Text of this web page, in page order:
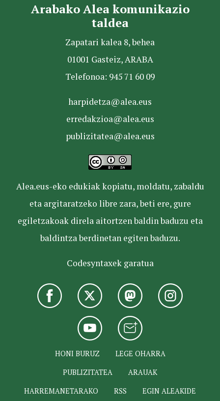
Arabako Alea komunikazio
taldea
Zapatari kalea 8, behea
01001 Gasteiz, ARABA
Telefonoa: 945 71 60 09
harpidetza@alea.eus
erredakzioa@alea.eus
publizitatea@alea.eus
Alea.eus-eko edukiak kopiatu, moldatu, zabaldu
eta argitaratzeko libre zara, beti ere, gure
egiletzakoak direla aitortzen baldin baduzu eta
baldintza berdinetan egiten baduzu.
Codesyntaxek garatua
HONI BURUZ
LEGE OHARRA
PUBLIZITATEA
ARAUAK
HARREMANETARAKO
RSS EGIN ALEAKIDE